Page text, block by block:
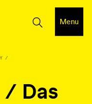
Menu
/ Das